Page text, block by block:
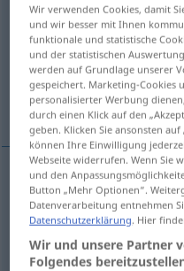
bockbeinig [-ˌbainɪç] adj
Übersicht aller
(Für mehr Details die
obstinate, stubborn,
obstinate bockbeinig
stubborn bockbeinig
Wir verwenden Cookies, damit
und wir besser mit Ihnen
funktionale und statistische
und der statistischen
werden auf Grundlage unserer
gespeichert. Marketing-Cookies
personalisierter Werbung
durch einen Klick auf den
geben. Klicken Sie ansonsten
können Ihre Einwilligung
Webseite widerrufen. Wenn Sie
und den
Button „Mehr Optionen“.
Datenverarbeitung entnehmen
Datenschutzerklärung. Hier
Wir und unsere Partner
Folgendes